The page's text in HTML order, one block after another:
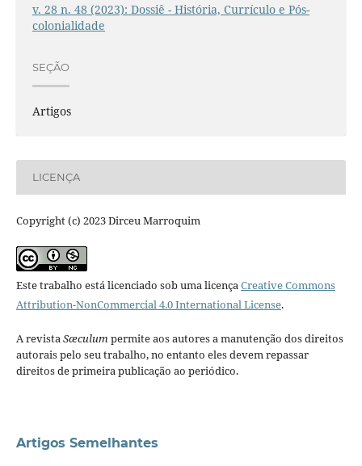
v. 28 n. 48 (2023): Dossiê - História, Currículo e Pós-
colonialidade
SEÇÃO
Artigos
LICENÇA
Copyright (c) 2023 Dirceu Marroquim
Este trabalho está licenciado sob uma licençaCreative Commons
Attribution-NonCommercial 4.0 International License.
A revistaSæculumpermite aos autores a manutenção dos direitos
autorais pelo seu trabalho, no entanto eles devem repassar
direitos de primeira publicação ao periódico.
Artigos Semelhantes